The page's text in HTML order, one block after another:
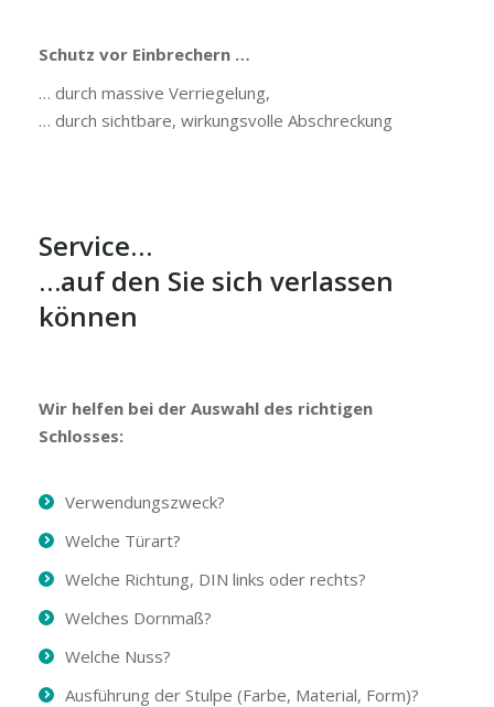
Schutz vor Einbrechern …
… durch massive Verriegelung,
… durch sichtbare, wirkungsvolle Abschreckung
Service…
…auf den Sie sich verlassen
können
Wir helfen bei der Auswahl des richtigen
Schlosses:
Verwendungszweck?
Welche Türart?
Welche Richtung, DIN links oder rechts?
Welches Dornmaß?
Welche Nuss?
Ausführung der Stulpe (Farbe, Material, Form)?